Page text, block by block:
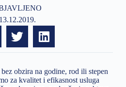
13.12.2019.
obzira na godine, rod ili stepen
za kvalitet i efikasnost usluga